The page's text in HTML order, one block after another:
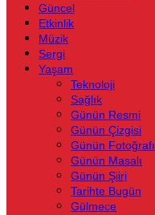
Güncel
Etkinlik
Müzik
Sergi
Yaşam
Teknoloji
Sağlık
Günün Resmi
Günün Çizgisi
Günün Fotoğrafı
Günün Masalı
Günün Şiiri
Tarihte Bugün
Gülmece